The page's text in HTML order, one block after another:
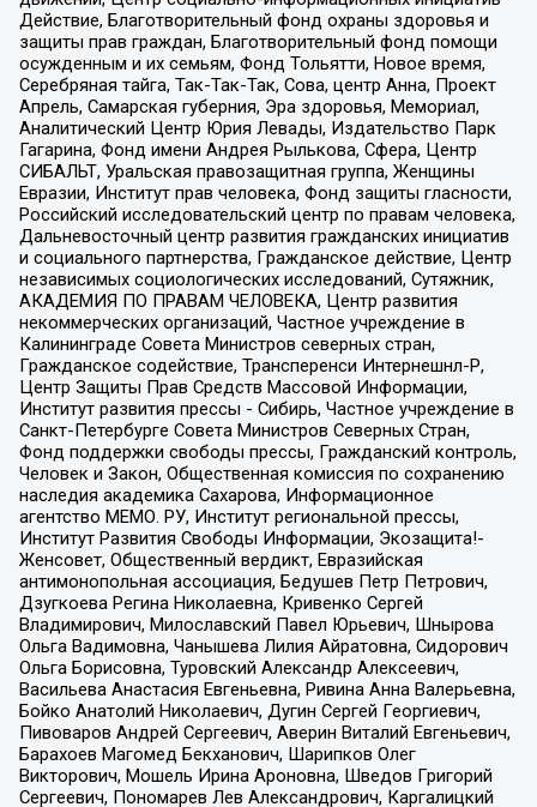
Действие, Благотворительный фонд охраны здоровья и
защиты прав граждан, Благотворительный фонд помощи
осужденным и их семьям, Фонд Тольятти, Новое время,
Серебряная тайга, Так-Так-Так, Сова, центр Анна, Проект
Апрель, Самарская губерния, Эра здоровья, Мемориал,
Аналитический Центр Юрия Левады, Издательство Парк
Гагарина, Фонд имени Андрея Рылькова, Сфера, Центр
СИБАЛЬТ, Уральская правозащитная группа, Женщины
Евразии, Институт прав человека, Фонд защиты гласности,
Российский исследовательский центр по правам человека,
Дальневосточный центр развития гражданских инициатив
и социального партнерства, Гражданское действие, Центр
независимых социологических исследований, Сутяжник,
АКАДЕМИЯ ПО ПРАВАМ ЧЕЛОВЕКА, Центр развития
некоммерческих организаций, Частное учреждение в
Калининграде Совета Министров северных стран,
Гражданское содействие, Трансперенси Интернешнл-Р,
Центр Защиты Прав Средств Массовой Информации,
Институт развития прессы - Сибирь, Частное учреждение в
Санкт-Петербурге Совета Министров Северных Стран,
Фонд поддержки свободы прессы, Гражданский контроль,
Человек и Закон, Общественная комиссия по сохранению
наследия академика Сахарова, Информационное
агентство МЕМО. РУ, Институт региональной прессы,
Институт Развития Свободы Информации, Экозащита!-
Женсовет, Общественный вердикт, Евразийская
антимонопольная ассоциация, Бедушев Петр Петрович,
Дзугкоева Регина Николаевна, Кривенко Сергей
Владимирович, Милославский Павел Юрьевич, Шнырова
Ольга Вадимовна, Чанышева Лилия Айратовна, Сидорович
Ольга Борисовна, Туровский Александр Алексеевич,
Васильева Анастасия Евгеньевна, Ривина Анна Валерьевна,
Бойко Анатолий Николаевич, Дугин Сергей Георгиевич,
Пивоваров Андрей Сергеевич, Аверин Виталий Евгеньевич,
Барахоев Магомед Бекханович, Шарипков Олег
Викторович, Мошель Ирина Ароновна, Шведов Григорий
Сергеевич, Пономарев Лев Александрович, Каргалицкий